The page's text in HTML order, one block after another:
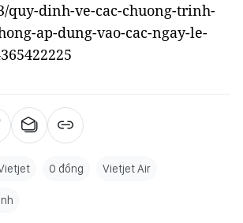
quy-dinh-ve-cac-chuong-trinh-
ap-dung-vao-cac-ngay-le-
0 đồng Vietjet Air